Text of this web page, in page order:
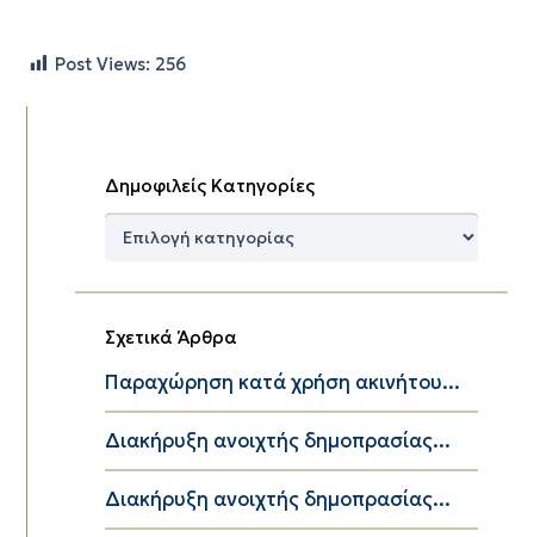
Post Views: 256
Δημοφιλείς Κατηγορίες
Δημοφιλείς
Σχετικά Άρθρα
Παραχώρηση κατά χρήση ακινήτου...
Διακήρυξη ανοιχτής δημοπρασίας...
Διακήρυξη ανοιχτής δημοπρασίας...